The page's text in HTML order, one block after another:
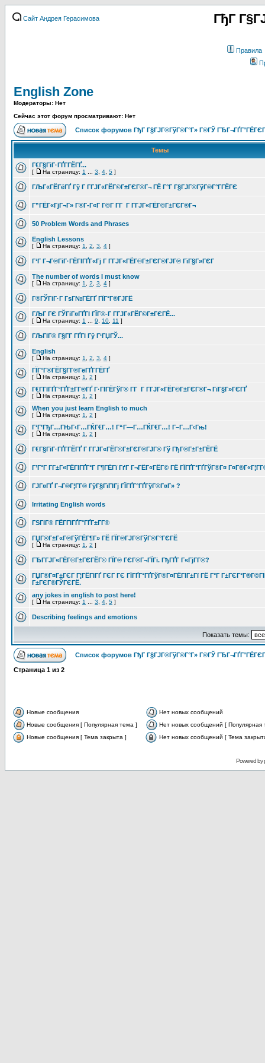
Сайт Андрея Герасимова ГђГ
Правила
English Zone
Модераторы: Нет
Сейчас этот форум просматривают: Нет
Список форумов ГђГ Г§ГЈГ®ГўГ®Г°Г» Г®ГЎ
Темы
Г€Г§ГіГ·ГҐГ­ГЁГҐ...
[ На страницу: 1 3 4 5 ]
ГЉГ«ГЁГёГҐ Гў Г Г­ГЈГ«ГЁГ©Г±ГЄГ®Г¬ ГЁ Г°Г Г§ГЈГ®ГўГ®Г°Г­ГЁГЄ
Г”ГЁГ«ГјГ¬Г» Г®Г­-Г«Г Г©Г­ Г­Г Г Г­ГЈГ«ГЁГ©Г±ГЄГ®Г¬
50 Problem Words and Phrases
English Lessons
[ На страницу: 1 2 3 4 ]
Г‘Г Г¬Г®ГіГ·ГЁГІГҐГ«Гј Г Г­ГЈГ«ГЁГ©Г±ГЄГ®ГЈГ® ГїГ§Г»ГЄГ
The number of words I must know
[ На страницу: 1 2 3 4 ]
Г®ГЎГіГ·Г ГѕГ№ГЁГҐ ГЇГ°Г®ГЈГЁ
ГЉГ ГЄ ГЎГіГ¤ГҐГІ ГЇГ®-Г Г­ГЈГ«ГЁГ©Г±ГЄГЁ...
[ На страницу: 1 9 10 11 ]
ГЉГІГ® Г§Г­Г ГҐГІ Гў Г‘ГЏГЎ...
English
[ На страницу: 1 2 3 4 ]
ГЇГ°Г®ГЁГ§Г­Г®ГёГҐГ­ГЁГҐ
[ На страницу: 1 2 ]
Г€Г­ГІГҐГ°ГҐГ±Г­Г®ГҐ Г·ГІГЁГўГ® Г­Г Г Г­ГЈГ«ГЁГ©Г±ГЄГ®Г¬ ГїГ§Г»ГЄГҐ
[ На страницу: 1 2 ]
When you just learn English to much
[ На страницу: 1 2 ]
Г‘Г’ГђГ…ГЊГ‹Г…ГЌГ€Г…! Г“Г—Г…ГЌГ€Г…! Г–Г…Г‹Гњ!
[ На страницу: 1 2 ]
Г€Г§ГіГ·ГҐГ­ГЁГҐ Г Г­ГЈГ«ГЁГ©Г±ГЄГ®ГЈГ® Гў ГђГ®Г±Г±ГЁГЁ
Г’Г°Г Г­Г±Г«ГЁГІГҐГ°Г Г¶ГЁГї ГґГ Г¬ГЁГ«ГЁГ© ГЁ ГЇГҐГ°ГҐГўГ®Г¤
ГЈГ¤ГҐ Г¬Г®Г¦Г­Г® ГўГ§ГїГІГј ГЇГҐГ°ГҐГўГ®Г¤Г» ?
Irritating English words
ГЅГІГ® ГЁГ­ГІГҐГ°ГҐГ±Г­Г®
ГЏГ®Г±Г«Г®ГўГЁГ¶Г» ГЁ ГЇГ®ГЈГ®ГўГ®Г°ГЄГЁ
[ На страницу: 1 2 ]
ГЂГ­ГЈГ«ГЁГ©Г±ГЄГЁГ© ГЇГ® ГЄГ®Г¬ГЇГі. ГђГҐГ Г«ГјГ­Г®?
ГЏГ®Г¤Г±ГЄГ Г¦ГЁГІГҐ ГЄГ ГЄ ГЇГҐГ°ГҐГўГ®Г¤ГЁГІГ±Гї ГЁ Г°Г
Г±ГЄГ®ГЎГЄГЁ.
any jokes in english to post here!
[ На страницу: 1 3 4 5 ]
Describing feelings and emotions
Показать темы:
Список форумов ГђГ Г§ГЈГ®ГўГ®Г°Г» Г®ГЎ
Страница 1 из 2
Новые сообщения
Нет новых сообщений
Новые сообщения [ Популярная тема ]
Нет новых сообщений [ Популярная
Новые сообщения [ Тема закрыта ]
Нет новых сообщений [ Тема
Powered by